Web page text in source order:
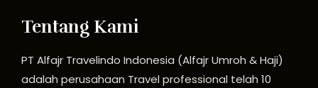
Tentang Kami
PT Alfajr Travelindo Indonesia (Alfajr Umroh & Haji)
adalah perusahaan Travel professional telah 10